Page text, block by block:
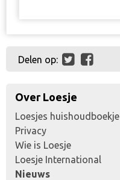
Delen op:
Over Loesje
Loesjes huishoudboekje
Privacy
Wie is Loesje
Loesje International
Nieuws